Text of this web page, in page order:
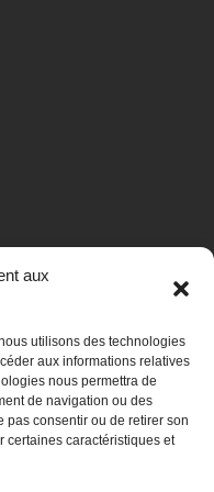
aux
utilisons des technologies
aux informations relatives
nous permettra de
de navigation ou des
pas consentir ou de retirer son
certaines caractéristiques et